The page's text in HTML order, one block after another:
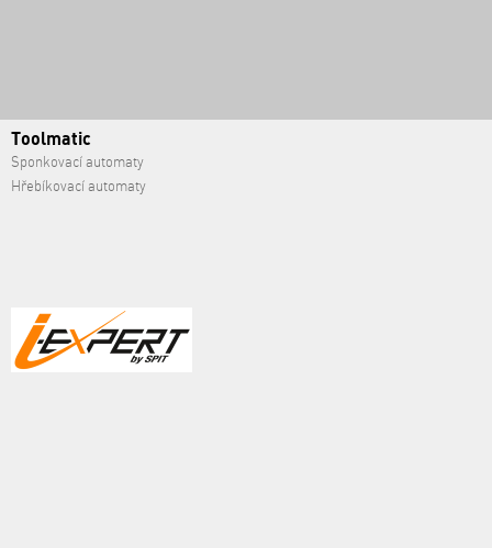
Toolmatic
Sponkovací automaty
Hřebíkovací automaty